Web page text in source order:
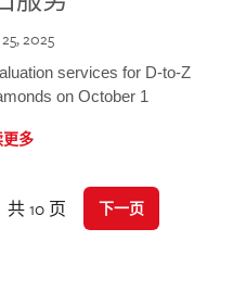
2025
services for D-to-Z
on October 1
多
共 10 页 下一页